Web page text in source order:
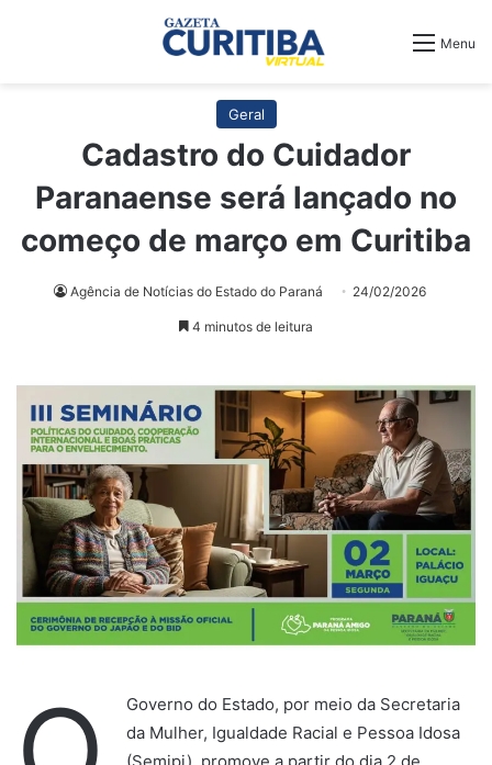
Menu
Geral
Cadastro do Cuidador
Paranaense será lançado no
começo de março em Curitiba
Agência de Notícias do Estado do Paraná 24/02/2026
4 minutos de leitura
Governo do Estado, por meio da Secretaria
da Mulher, Igualdade Racial e Pessoa Idosa